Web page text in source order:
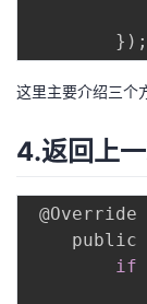
} ) ;
这里主要介绍三个
4.返回上
@Override
public
if